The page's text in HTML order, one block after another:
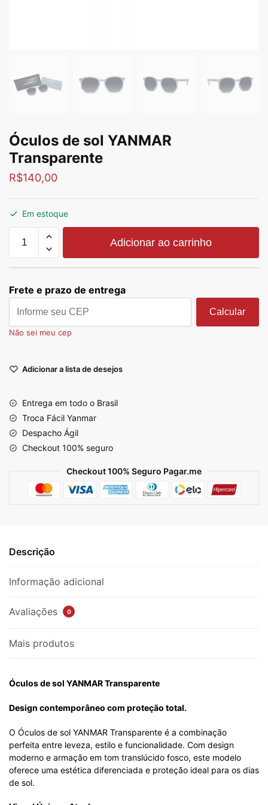
Óculos de sol YANMAR
Transparente
R$140,00
Em estoque
Adicionar ao carrinho
Frete e prazo de entrega
Calcular
Não sei meu cep
Adicionar a lista de desejos
Entrega em todo o Brasil
Troca Fácil Yanmar
Despacho Ágil
Checkout 100% seguro
Checkout 100% Seguro Pagar.me
Descrição
Informação adicional
Avaliações 0
Mais produtos
Óculos de sol YANMAR Transparente
Design contemporâneo com proteção total.
O Óculos de sol YANMAR Transparente é a combinação
perfeita entre leveza, estilo e funcionalidade. Com design
moderno e armação em tom translúcido fosco, este modelo
oferece uma estética diferenciada e proteção ideal para os dias
de sol.